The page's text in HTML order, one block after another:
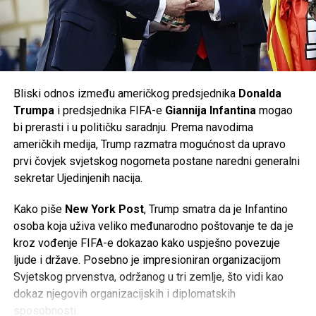
Mail
Volkswagenu i ima značajan utjecaj u nadzornom odboru
kompanije. Prema njemačkim medijima, odbor je u početnoj
fazi odbio dio predloženih mjera.
Volkswagen je ranije potvrdio da će do kraja decenije u
35.000biti u matičnom brendu Volkswagen, dok će
ostatak biti raspoređen na kompanije unutar grupacije,
uključujući AudiiPorsche. Do sada je više od37.000
zaposlenihveć prihvatilo programe dobrovoljnog odlaska
iz kompanije.
evropski proizvođač automobila nalazi pred jednim od
najvećih izazova u svojoj historiji, dok će naredni mjeseci
biti ključni za budući smjer razvoja kompanije.
Share Post
Share
Bliski odnos između američkog predsjednika Donalda
Trumpai predsjednika FIFA-e Giannija Infantinamogao
bi prerasti i u političku saradnju. Prema navodima
američkih medija, Trump razmatra mogućnost da upravo
prvi čovjek svjetskog nogometa postane naredni generalni
sekretar Ujedinjenih nacija.
Kako piše New York Post, Trump smatra da je Infantino
osoba koja uživa veliko međunarodno poštovanje te da je
kroz vođenje FIFA-e dokazao kako uspješno povezuje
ljude i države. Posebno je impresioniran organizacijom
Svjetskog prvenstva, održanog u tri zemlje, što vidi kao
dokaz njegovih organizacijskih i diplomatskih
sposobnosti.